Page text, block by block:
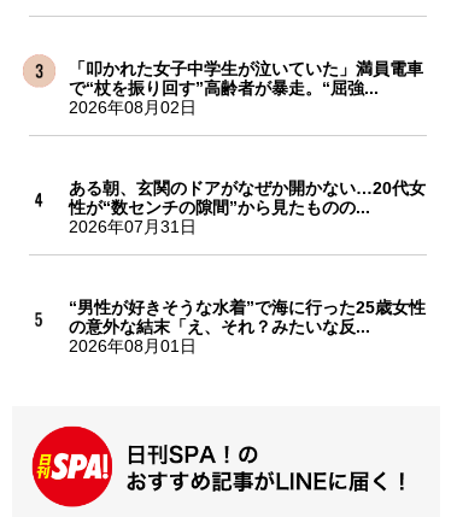
「叩かれた女子中学生が泣いていた」満員電車
で“杖を振り回す”高齢者が暴走。“屈強...
2026年08月02日
ある朝、玄関のドアがなぜか開かない…20代女
性が“数センチの隙間”から見たものの...
2026年07月31日
“男性が好きそうな水着”で海に行った25歳女性
の意外な結末「え、それ？みたいな反...
2026年08月01日